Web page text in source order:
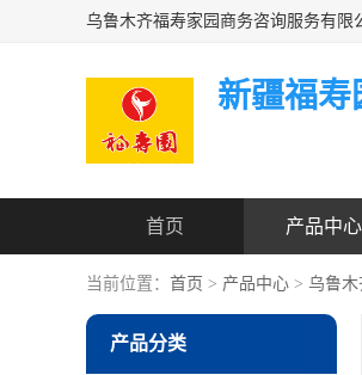
新疆福寿
首页 产品中心
当前位置： 首页 > 产品中心 > 乌鲁
产品分类